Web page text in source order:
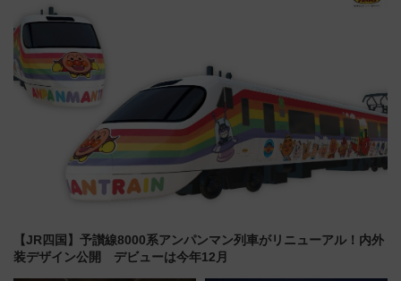
【JR四国】予讃線8000系アンパンマン列車がリニューアル！内外
装デザイン公開 デビューは今年12月